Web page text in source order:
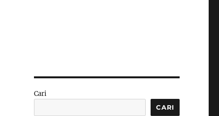
Cari
CARI